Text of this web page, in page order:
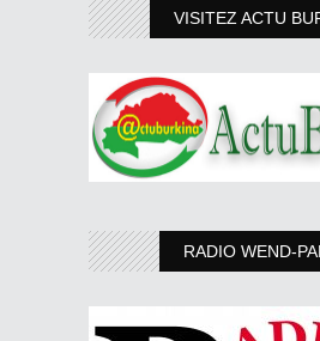
VISITEZ ACTU
RADIO WEND-